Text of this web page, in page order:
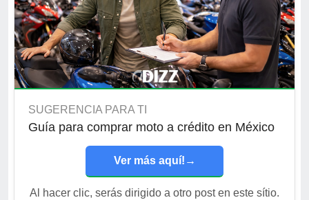
SUGERENCIA PARA TI
Guía para comprar moto a crédito en México
Ver más aquí! →
Al hacer clic, serás dirigido a otro post en este sítio.